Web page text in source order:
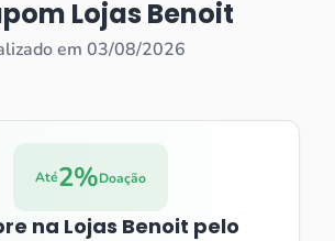
Lojas Benoit
em 03/08/2026
Até2%Doação
na Lojas Benoit pelo